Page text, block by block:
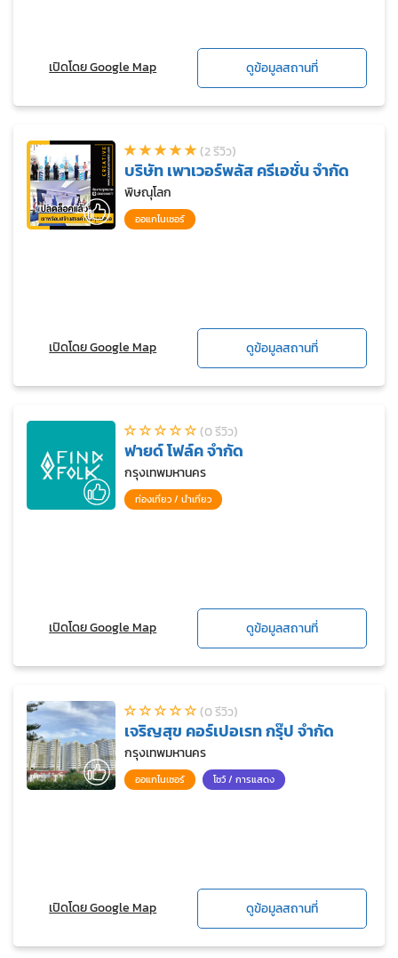
เปิดโดย Google Map ดูข้อมูลสถานที่
(2 รีวิว)
บริษัท เพาเวอร์พลัส ครีเอชั่น จำกัด
พิษณุโลก
ออแกไนเซอร์
เปิดโดย Google Map ดูข้อมูลสถานที่
(0 รีวิว)
ฟายด์ โฟล์ค จำกัด
กรุงเทพมหานคร
ท่องเที่ยว / นำเที่ยว
เปิดโดย Google Map ดูข้อมูลสถานที่
(0 รีวิว)
เจริญสุข คอร์เปอเรท กรุ๊ป จำกัด
กรุงเทพมหานคร
ออแกไนเซอร์ โชว์ / การแสดง
เปิดโดย Google Map ดูข้อมูลสถานที่